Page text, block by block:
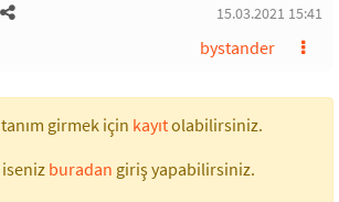
15.03.2021 15:41
bystander
girmek için kayıtolabilirsiniz.
buradan giriş yapabilirsiniz.